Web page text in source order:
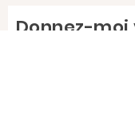
Donnez-